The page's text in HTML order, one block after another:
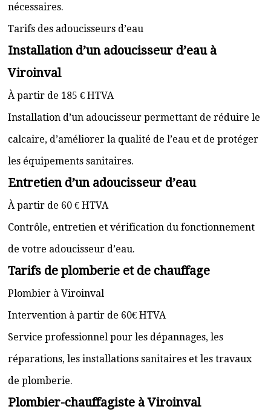
nécessaires.
Tarifs des adoucisseurs d’eau
Installation d’un adoucisseur d’eau à
Viroinval
À partir de 185 € HTVA
Installation d’un adoucisseur permettant de réduire le
calcaire, d’améliorer la qualité de l’eau et de protéger
les équipements sanitaires.
Entretien d’un adoucisseur d’eau
À partir de 60 € HTVA
Contrôle, entretien et vérification du fonctionnement
de votre adoucisseur d’eau.
Tarifs de plomberie et de chauffage
Plombier à Viroinval
Intervention à partir de 60€ HTVA
Service professionnel pour les dépannages, les
réparations, les installations sanitaires et les travaux
de plomberie.
Plombier-chauffagiste à Viroinval